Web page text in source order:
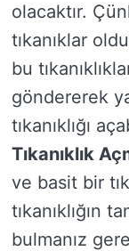
olacaktır.
tıkanıklar
bu
göndererek
tıkanıklığı
Tıkanıklık
ve basit bir
tıkanıklığın
bulmanız